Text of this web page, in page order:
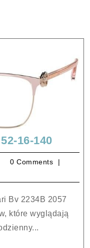
16-140
Bv
2234B
2057
16-
140
modraszek
0 Comments
które wyglądają